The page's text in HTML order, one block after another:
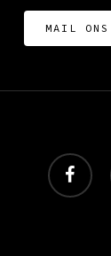
MAIL ONS
facebook